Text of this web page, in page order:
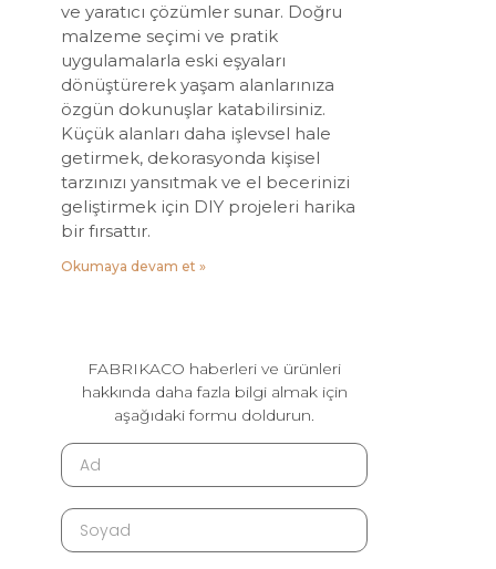
ve yaratıcı çözümler sunar. Doğru
malzeme seçimi ve pratik
uygulamalarla eski eşyaları
dönüştürerek yaşam alanlarınıza
özgün dokunuşlar katabilirsiniz.
Küçük alanları daha işlevsel hale
getirmek, dekorasyonda kişisel
tarzınızı yansıtmak ve el becerinizi
geliştirmek için DIY projeleri harika
bir fırsattır.
Okumaya devam et »
FABRIKACO haberleri ve ürünleri
hakkında daha fazla bilgi almak için
aşağıdaki formu doldurun.